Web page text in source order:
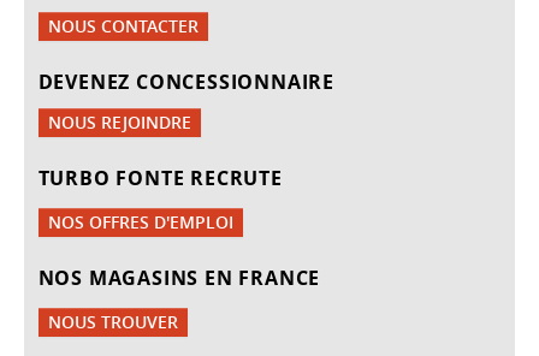
NOUS CONTACTER
DEVENEZ CONCESSIONNAIRE
NOUS REJOINDRE
TURBO FONTE RECRUTE
NOS OFFRES D'EMPLOI
NOS MAGASINS EN FRANCE
NOUS TROUVER